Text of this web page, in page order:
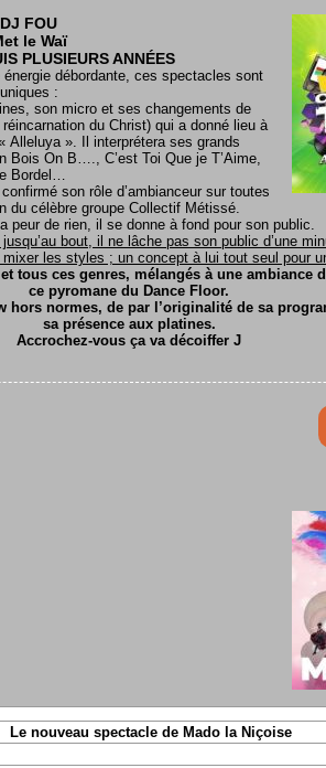
DJ FOU
le Waï
PLUSIEURS ANNÉES
énergie débordante, ces spectacles sont
uniques :
son micro et ses changements de
du Christ) qui a donné lieu à
Alleluya ». Il interprétera ses grands
Bois On B…., C’est Toi Que je T’Aime,
Bordel…
son rôle d’ambianceur sur toutes
du célèbre groupe Collectif Métissé.
peur de rien, il se donne à fond pour son public.
bout, il ne lâche pas son public d’une
les styles ; un concept à lui tout seul pour
tous ces genres, mélangés à une ambiance
ce pyromane du Dance Floor.
hors normes, de par l’originalité de sa
sa présence aux platines.
Accrochez-vous ça va décoiffer J
Le nouveau spectacle de Mado la Niçoise